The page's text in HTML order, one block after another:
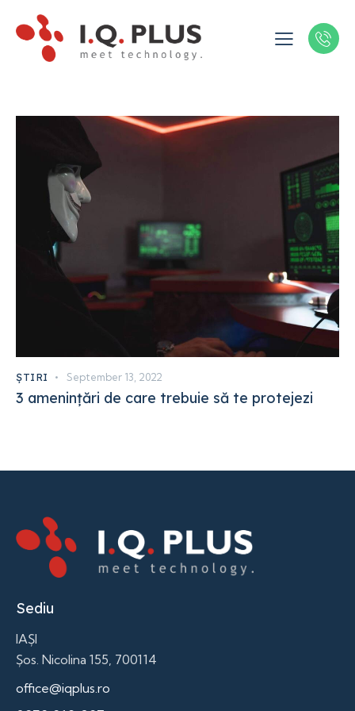
ȘTIRI September 13, 2022
3 amenințări de care trebuie să te protejezi
Sediu
IAȘI
Șos. Nicolina 155, 700114
office@iqplus.ro